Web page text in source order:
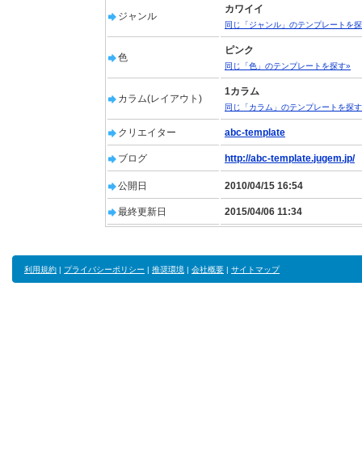
ジャンル
カワイイ
同じ「ジャンル」のテンプレートを
色
ピンク
同じ「色」のテンプレートを探す»
カラム(レイアウト)
1カラム
同じ「カラム」のテンプレートを探
クリエイター abc-template
ブログ http://abc-template.jugem.jp/
公開日 2010/04/15 16:54
最終更新日 2015/04/06 11:34
利用規約 | プライバシーポリシー | 推奨環境 | 会社概要 | サイトマップ